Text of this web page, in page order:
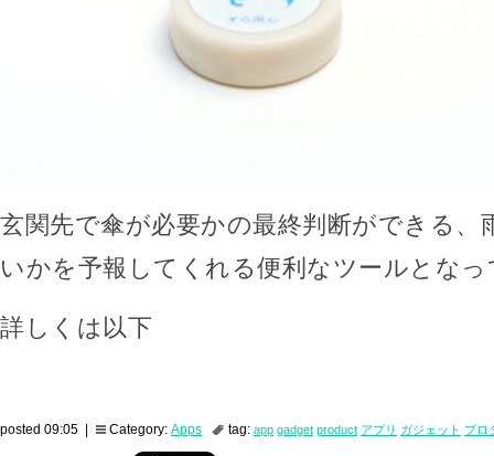
玄関先で傘が必要かの最終判断ができる、
いかを予報してくれる便利なツールとな
詳しくは以下
posted 09:05 | Category: Apps tag: app gadget product アプリ ガジェット プロ